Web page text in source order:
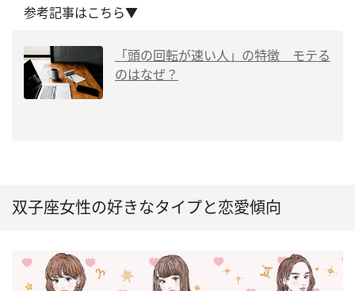
参考記事はこちら▼
「頭の回転が速い人」の特徴 モテる
のはなぜ？
双子座女性の好きなタイプと恋愛傾向